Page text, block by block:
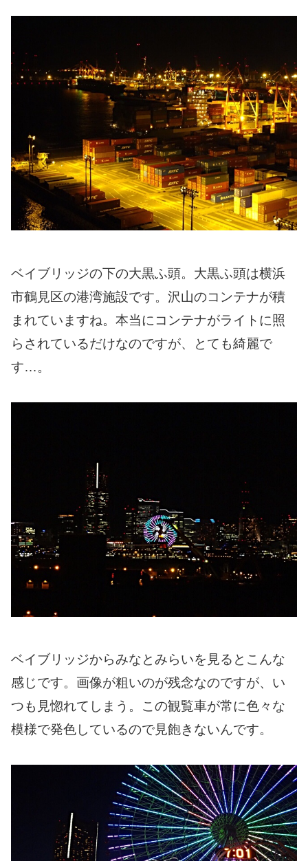
ベイブリッジの下の大黒ふ頭。大黒ふ頭は横浜
市鶴見区の港湾施設です。沢山のコンテナが積
まれていますね。本当にコンテナがライトに照
らされているだけなのですが、とても綺麗で
す…。
ベイブリッジからみなとみらいを見るとこんな
感じです。画像が粗いのが残念なのですが、い
つも見惚れてしまう。この観覧車が常に色々な
模様で発色しているので見飽きないんです。